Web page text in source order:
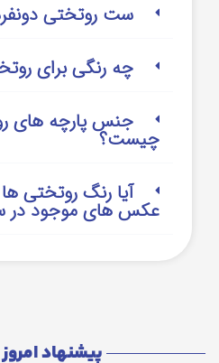
ست روتختی
چه رنگی برای
جنس پارچه های
چیست؟
آیا رنگ روتختی
عکس های موجود در
پیشنهاد